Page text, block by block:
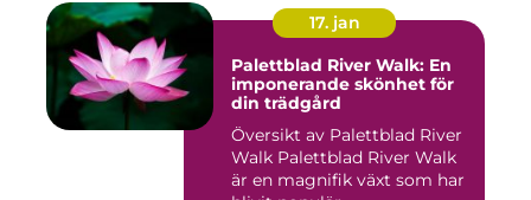
17. jan
Palettblad River Walk: En
imponerande skönhet för
din trädgård
Översikt av Palettblad River
Walk Palettblad River Walk
är en magnifik växt som har